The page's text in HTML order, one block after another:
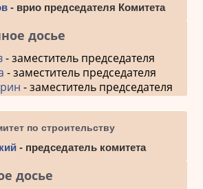
- врио председателя Комитета
досье
- заместитель председателя
- заместитель председателя
- заместитель председателя
по строительству
- председатель комитета
досье